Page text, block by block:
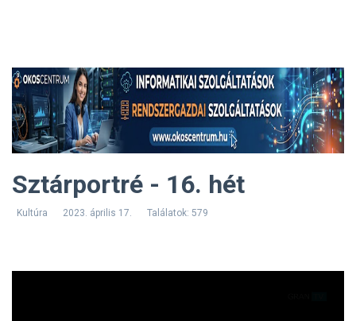
Sztárportré - 16. hét
Kultúra 2023. április 17. Találatok: 579